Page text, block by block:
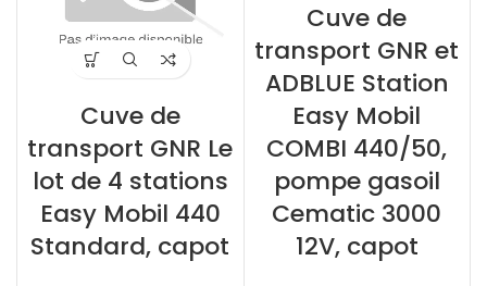
Cuve de
transport GNR Le
lot de 4 stations
Easy Mobil 440
Standard, capot
Cuve de
transport GNR et
ADBLUE Station
Easy Mobil
COMBI 440/50,
pompe gasoil
Cematic 3000
12V, capot